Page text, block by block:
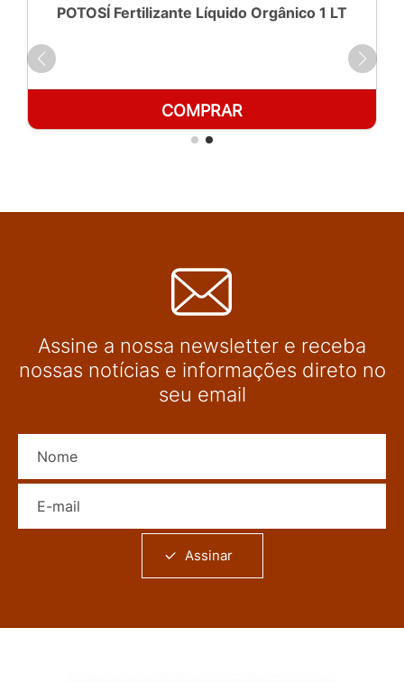
POTOSÍ Fertilizante Líquido Orgânico 1 LT
COMPRAR
Assine a nossa newsletter e receba
nossas notícias e informações direto no
seu email
Assinar